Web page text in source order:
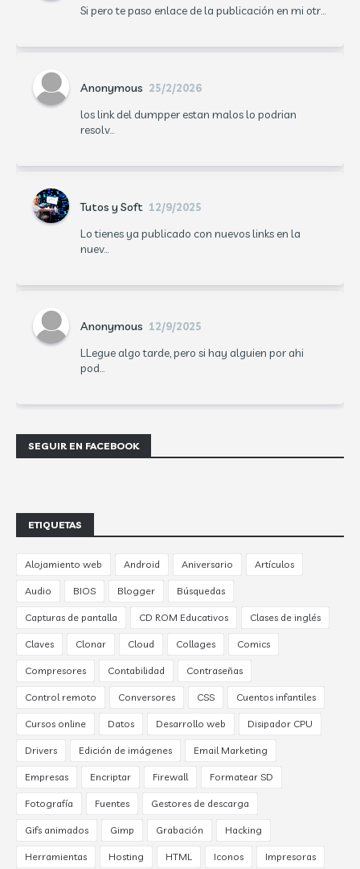
Si pero te paso enlace de la publicación en mi otr...
Anonymous 25/2/2026
los link del dumpper estan malos lo podrian
resolv...
Tutos y Soft 12/9/2025
Lo tienes ya publicado con nuevos links en la
nuev...
Anonymous 12/9/2025
LLegue algo tarde, pero si hay alguien por ahi
pod...
SEGUIR EN FACEBOOK
ETIQUETAS
Alojamiento web Android Aniversario Artículos
Audio BIOS Blogger Búsquedas
Capturas de pantalla CD ROM Educativos Clases de inglés
Claves Clonar Cloud Collages Comics
Compresores Contabilidad Contraseñas
Control remoto Conversores CSS Cuentos infantiles
Cursos online Datos Desarrollo web Disipador CPU
Drivers Edición de imágenes Email Marketing
Empresas Encriptar Firewall Formatear SD
Fotografía Fuentes Gestores de descarga
Gifs animados Gimp Grabación Hacking
Herramientas Hosting HTML Iconos Impresoras